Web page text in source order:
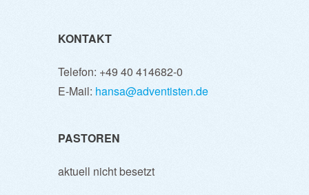
KONTAKT
Telefon: +49 40 414682-0
E-Mail: hansa@adventisten.de
PASTOREN
aktuell nicht besetzt